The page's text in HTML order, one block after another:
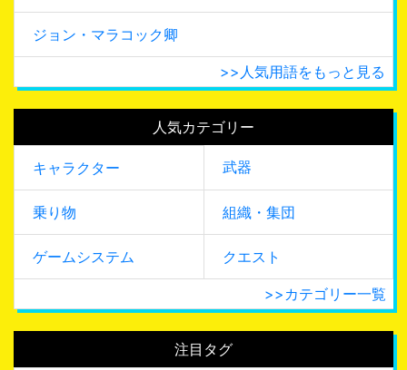
ジョン・マラコック卿
>>人気用語をもっと見る
人気カテゴリー
キャラクター 武器
乗り物 組織・集団
ゲームシステム クエスト
>>カテゴリー一覧
注目タグ